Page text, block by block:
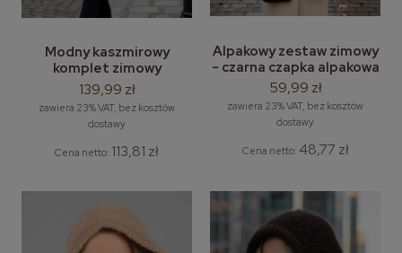
Modny kaszmirowy
komplet zimowy
Cashmere - kaszmirowa
czapka z kaszmirowym
szalem / chustą
139,99 zł
zawiera 23% VAT, bez kosztów
dostawy
Cena netto: 113,81 zł
Alpakowy zestaw zimowy
- czarna czapka alpakowa
z długim klasycznym
szalem zimowym
59,99 zł
zawiera 23% VAT, bez kosztów
dostawy
Cena netto: 48,77 zł